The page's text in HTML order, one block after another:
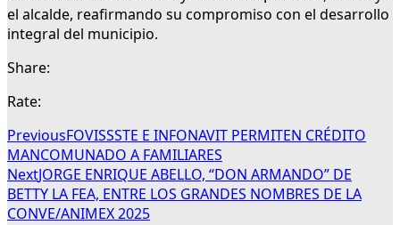
el alcalde, reafirmando su compromiso con el desarrollo
integral del municipio.
Share:
Rate:
PreviousFOVISSSTE E INFONAVIT PERMITEN CRÉDITO
MANCOMUNADO A FAMILIARES
NextJORGE ENRIQUE ABELLO, “DON ARMANDO” DE
BETTY LA FEA, ENTRE LOS GRANDES NOMBRES DE LA
CONVE/ANIMEX 2025